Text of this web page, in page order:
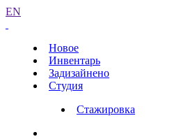
EN
Новое
Инвентарь
Задизайнено
Студия
Стажировка